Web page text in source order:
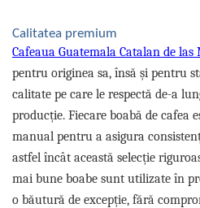
Calitatea premium
Cafeaua Guatemala Catalan de las
pentru originea sa, însă și pentru
calitate pe care le respectă de-a
producție. Fiecare boabă de cafea
manual pentru a asigura
astfel încât această selecție
mai bune boabe sunt utilizate în
o băutură de excepție, fără